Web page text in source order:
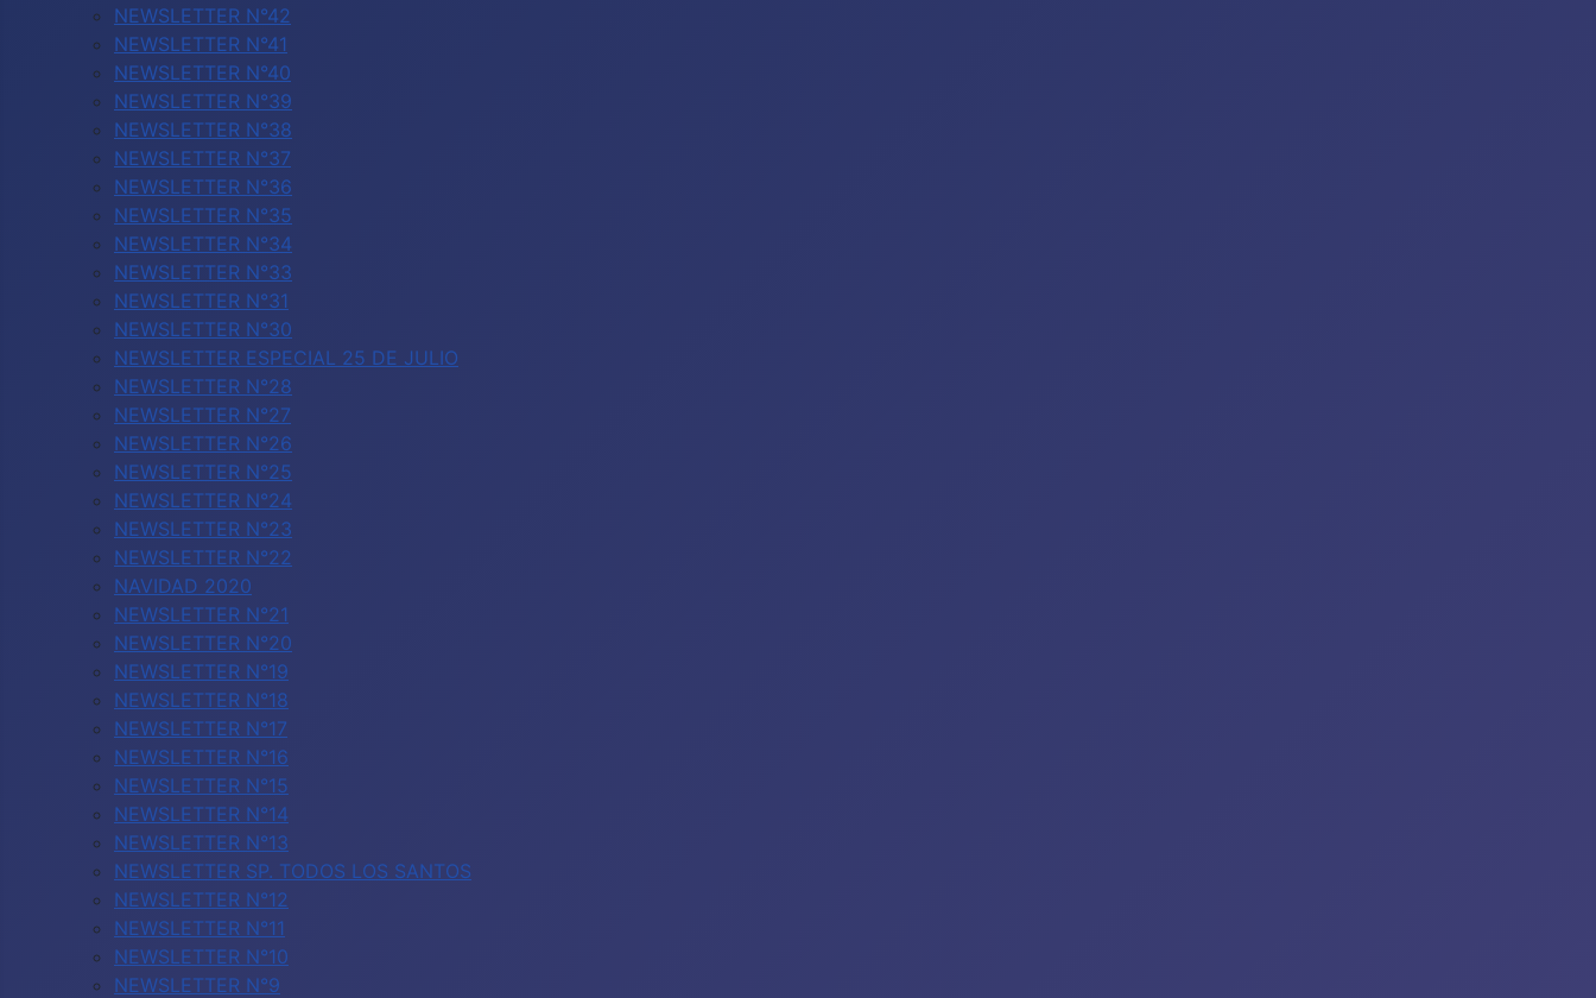
NEWSLETTER N°42
NEWSLETTER N°41
NEWSLETTER N°40
NEWSLETTER N°39
NEWSLETTER N°38
NEWSLETTER N°37
NEWSLETTER N°36
NEWSLETTER N°35
NEWSLETTER N°34
NEWSLETTER N°33
NEWSLETTER N°31
NEWSLETTER N°30
NEWSLETTER ESPECIAL 25 DE JULIO
NEWSLETTER N°28
NEWSLETTER N°27
NEWSLETTER N°26
NEWSLETTER N°25
NEWSLETTER N°24
NEWSLETTER N°23
NEWSLETTER N°22
NAVIDAD 2020
NEWSLETTER N°21
NEWSLETTER N°20
NEWSLETTER N°19
NEWSLETTER N°18
NEWSLETTER N°17
NEWSLETTER N°16
NEWSLETTER N°15
NEWSLETTER N°14
NEWSLETTER N°13
NEWSLETTER SP. TODOS LOS SANTOS
NEWSLETTER N°12
NEWSLETTER N°11
NEWSLETTER N°10
NEWSLETTER N°9